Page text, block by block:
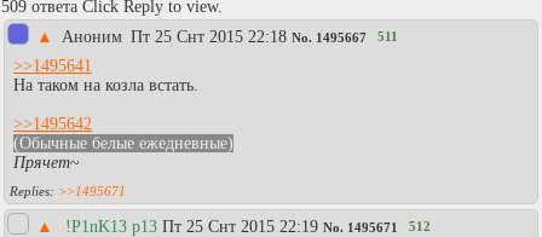
509 ответа Click Reply to view.
▲
Aнoним Пт 25 Снт 2015 22:18 No. 1495667 511
>>1495641
На таком на козла встать.
>>1495642
(Обычные белые ежедневные)
Прячет~
>>1495671
▲ !P1nK13 p13 Пт 25 Снт 2015 22:19 No. 1495671 512